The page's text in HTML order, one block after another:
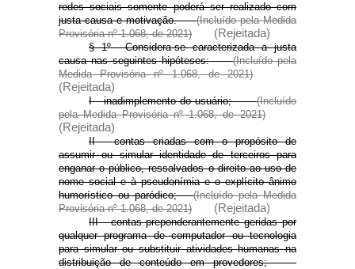
redes sociais somente poderá ser realizado com
justa causa e motivação.(Incluído pela Medida
Provisória nº 1.068, de 2021)
(Rejeitada)
§ 1º Considera-se caracterizada a justa
causa nas seguintes hipóteses:(Incluído pela
Medida Provisória nº 1.068, de 2021)
(Rejeitada)
I - inadimplemento do usuário;(Incluído
pela Medida Provisória nº 1.068, de 2021)
(Rejeitada)
II - contas criadas com o propósito de
assumir ou simular identidade de terceiros para
enganar o público, ressalvados o direito ao uso de
nome social e à pseudonímia e o explícito ânimo
humorístico ou paródico;(Incluído pela Medida
Provisória nº 1.068, de 2021)
(Rejeitada)
III - contas preponderantemente geridas por
qualquer programa de computador ou tecnologia
para simular ou substituir atividades humanas na
distribuição de conteúdo em provedores;